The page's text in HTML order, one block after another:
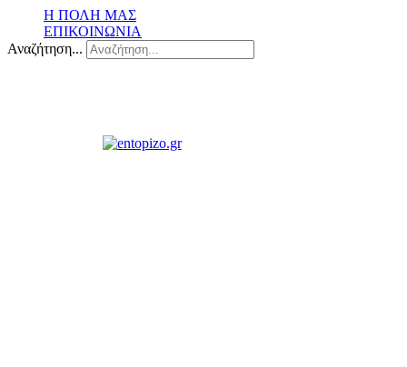
Η ΠΟΛΗ ΜΑΣ
ΕΠΙΚΟΙΝΩΝΙΑ
Αναζήτηση...